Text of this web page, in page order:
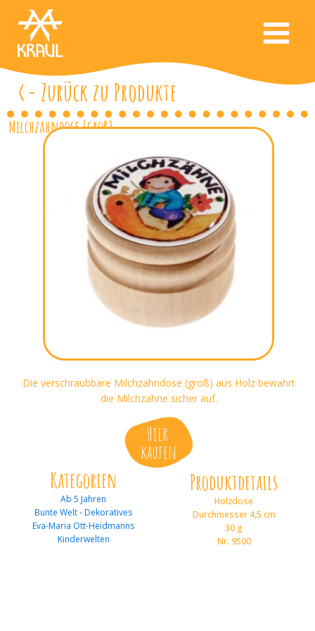
<- Zurück zu Produkte
Milchzahndose (groß)
Die verschraubbare Milchzahndose (groß) aus Holz bewahrt
die Milchzähne sicher auf.
Hier
kaufen
Kategorien
Ab 5 Jahren
Bunte Welt - Dekoratives
Eva-Maria Ott-Heidmanns
Kinderwelten
Produktdetails
Holzdose
Durchmesser 4,5 cm
30 g
Nr. 9500